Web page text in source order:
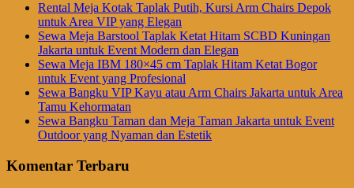
Rental Meja Kotak Taplak Putih, Kursi Arm Chairs Depok
untuk Area VIP yang Elegan
Sewa Meja Barstool Taplak Ketat Hitam SCBD Kuningan
Jakarta untuk Event Modern dan Elegan
Sewa Meja IBM 180×45 cm Taplak Hitam Ketat Bogor
untuk Event yang Profesional
Sewa Bangku VIP Kayu atau Arm Chairs Jakarta untuk Area
Tamu Kehormatan
Sewa Bangku Taman dan Meja Taman Jakarta untuk Event
Outdoor yang Nyaman dan Estetik
Komentar Terbaru